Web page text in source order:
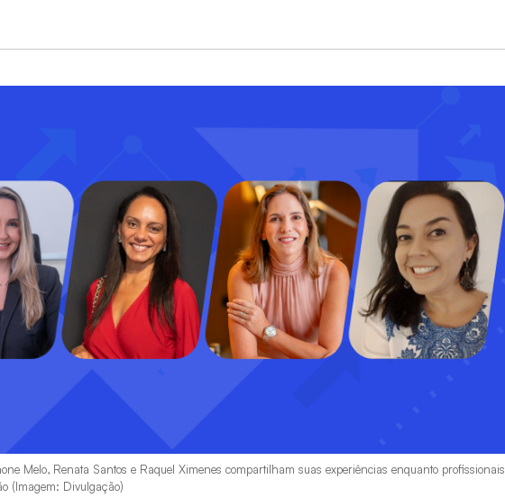
Melo, Renata Santos e Raquel Ximenes compartilham suas experiências enquanto profissionais
(Imagem: Divulgação)